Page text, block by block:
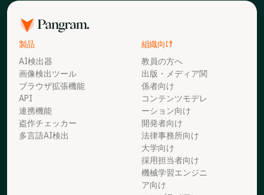
製品
AI検出器
画像検出ツール
ブラウザ拡張機能
API
連携機能
盗作チェッカー
多言語AI検出
組織向け
教員の方へ
出版・メディア関
係者向け
コンテンツモデレ
ーション向け
開発者向け
法律事務所向け
大学向け
採用担当者向け
機械学習エンジニ
ア向け